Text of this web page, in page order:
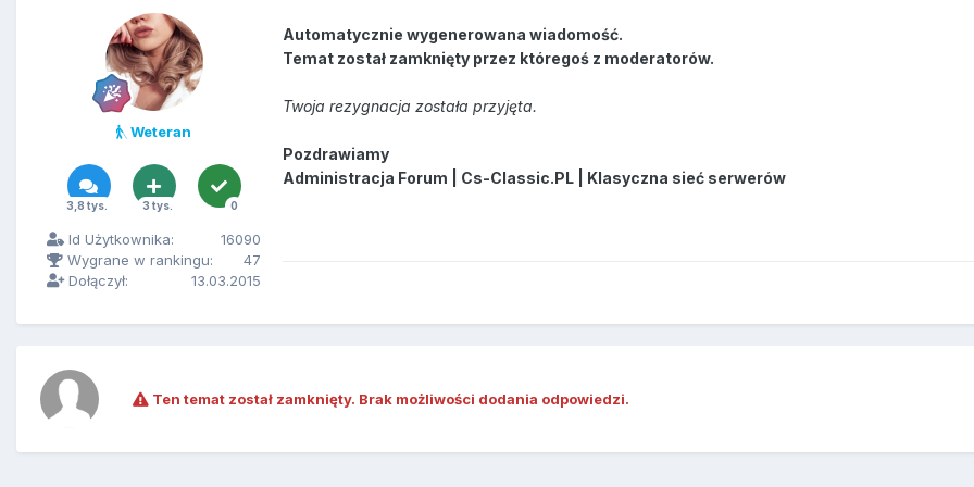
Weteran
3,8 tys. 3 tys. 0
Id Użytkownika:
16090
Wygrane w rankingu:
47
Dołączył:
13.03.2015
Automatycznie wygenerowana wiadomość.
Temat został zamknięty przez któregoś z moderatorów.
Twoja rezygnacja została przyjęta.
Pozdrawiamy
Administracja Forum | Cs-Classic.PL | Klasyczna sieć serwerów
Ten temat został zamknięty. Brak możliwości dodania odpowiedzi.